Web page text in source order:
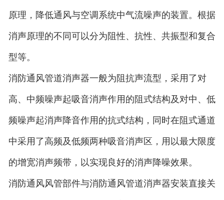
原理，降低通风与空调系统中气流噪声的装置。根据
消声原理的不同可以分为阻性、抗性、共振型和复合
型等。
消防通风管道消声器一般为阻抗声流型，采用了对
高、中频噪声起吸音消声作用的阻式结构及对中、低
频噪声起消声降音作用的抗式结构，同时在阻式通道
中采用了高频及低频两种吸音消声区，用以最大限度
的增宽消声频带，以实现良好的消声降噪效果。
消防通风风管部件与消防通风管道消声器安装直接关